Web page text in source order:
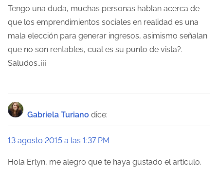
Tengo una duda, muchas personas hablan acerca de
que los emprendimientos sociales en realidad es una
mala elección para generar ingresos, asimismo señalan
que no son rentables, cual es su punto de vista?.
Saludos..¡¡¡
Gabriela Turiano dice:
13 agosto 2015 a las 1:37 PM
Hola Erlyn, me alegro que te haya gustado el artículo.